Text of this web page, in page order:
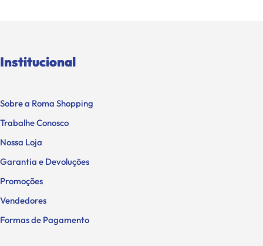
Institucional
Sobre a Roma Shopping
Trabalhe Conosco
Nossa Loja
Garantia e Devoluções
Promoções
Vendedores
Formas de Pagamento